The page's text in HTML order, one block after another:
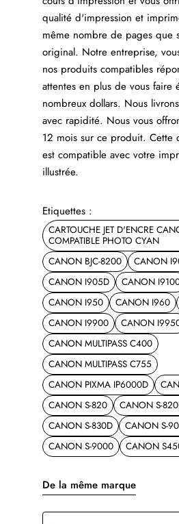
qualité d'impression et
même nombre de pages que
original. Notre entreprise,
nos produits compatibles
attentes en plus de vous faire
nombreux dollars. Nous
avec rapidité. Nous vous
12 mois sur ce produit. Cette
est compatible avec votre
illustrée.
Etiquettes :
CARTOUCHE JET D'ENCRE
COMPATIBLE PHOTO CYAN
CANON BJC-8200
CANON
CANON I905D
CANON
CANON I950
CANON I960
CANON I9900
CANON
CANON MULTIPASS C400
CANON MULTIPASS C755
CANON PIXMA IP6000D
CANON S-820
CANON S-
CANON S-830D
CANON S-
CANON S-9000
CANON
De la même marque